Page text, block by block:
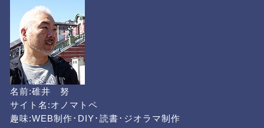
名前:碓井 努
サイト名:オノマトペ
趣味:WEB制作･DIY･読書･ジオラマ制作